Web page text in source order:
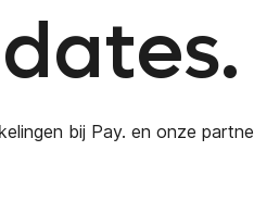
bij Pay. en onze